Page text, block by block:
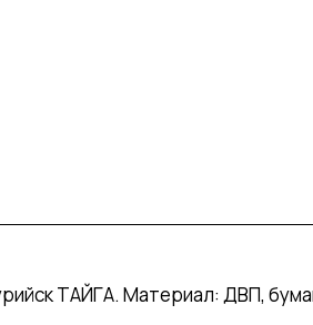
ТАЙГА. Материал: ДВП,